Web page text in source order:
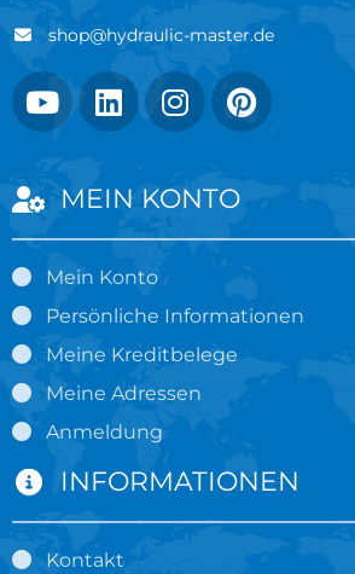
shop@hydraulic-master.de
MEIN KONTO
Mein Konto
Persönliche Informationen
Meine Kreditbelege
Meine Adressen
Anmeldung
INFORMATIONEN
Kontakt